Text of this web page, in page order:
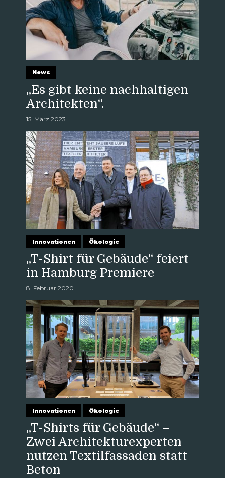
News
„Es gibt keine nachhaltigen
Architekten“.
15. März 2023
Innovationen Ökologie
„T-Shirt für Gebäude“ feiert
in Hamburg Premiere
8. Februar 2020
Innovationen Ökologie
„T-Shirts für Gebäude“ –
Zwei Architekturexperten
nutzen Textilfassaden statt
Beton